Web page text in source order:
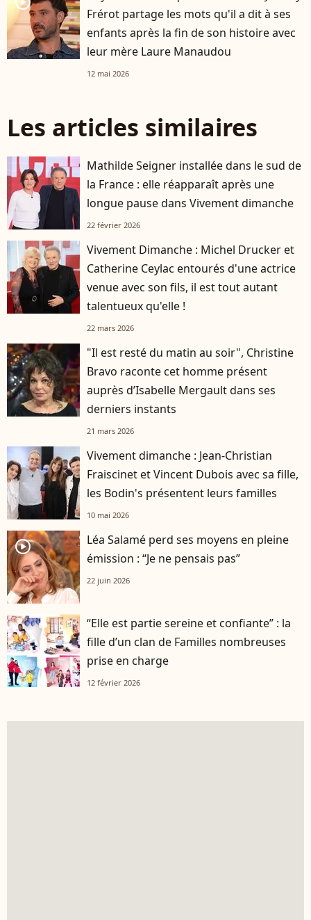
Frérot partage les mots qu'il a dit à ses
enfants après la fin de son histoire avec
leur mère Laure Manaudou
12 mai 2026
Les articles similaires
Mathilde Seigner installée dans le sud de
la France : elle réapparaît après une
longue pause dans Vivement dimanche
22 février 2026
Vivement Dimanche : Michel Drucker et
Catherine Ceylac entourés d'une actrice
venue avec son fils, il est tout autant
talentueux qu'elle !
22 mars 2026
"Il est resté du matin au soir", Christine
Bravo raconte cet homme présent
auprès d’Isabelle Mergault dans ses
derniers instants
21 mars 2026
Vivement dimanche : Jean-Christian
Fraiscinet et Vincent Dubois avec sa fille,
les Bodin's présentent leurs familles
10 mai 2026
player2
Léa Salamé perd ses moyens en pleine
émission : “Je ne pensais pas”
22 juin 2026
“Elle est partie sereine et confiante” : la
fille d’un clan de Familles nombreuses
prise en charge
12 février 2026